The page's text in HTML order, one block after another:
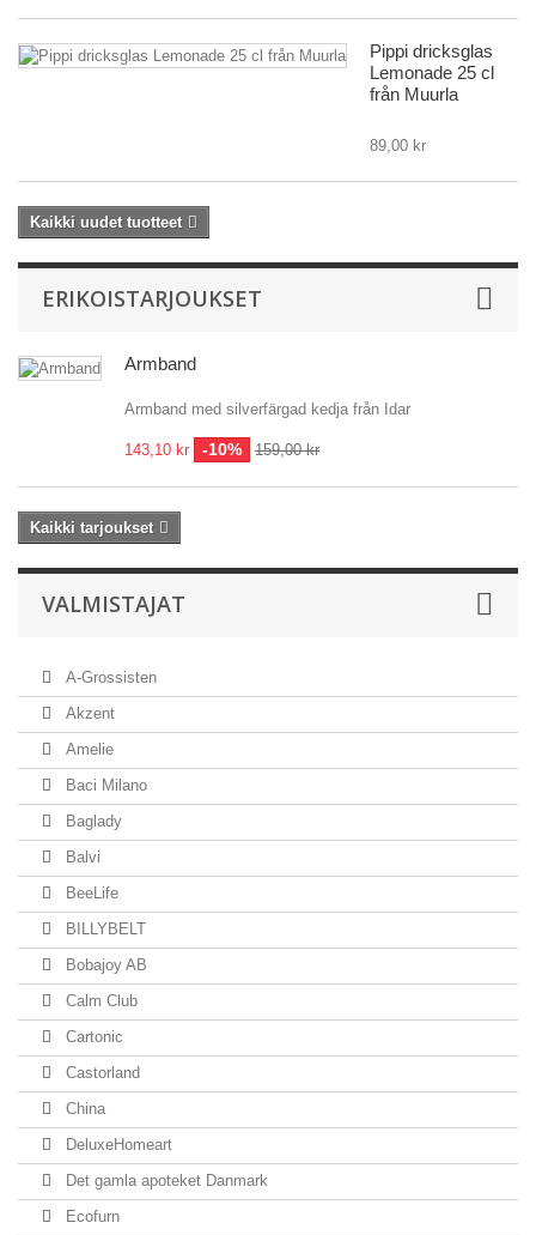
Pippi dricksglas
Lemonade 25 cl
från Muurla
89,00 kr
Kaikki uudet tuotteet
ERIKOISTARJOUKSET
Armband
Armband med silverfärgad kedja från Idar
143,10 kr -10% 159,00 kr
Kaikki tarjoukset
VALMISTAJAT
A-Grossisten
Akzent
Amelie
Baci Milano
Baglady
Balvi
BeeLife
BILLYBELT
Bobajoy AB
Calm Club
Cartonic
Castorland
China
DeluxeHomeart
Det gamla apoteket Danmark
Ecofurn